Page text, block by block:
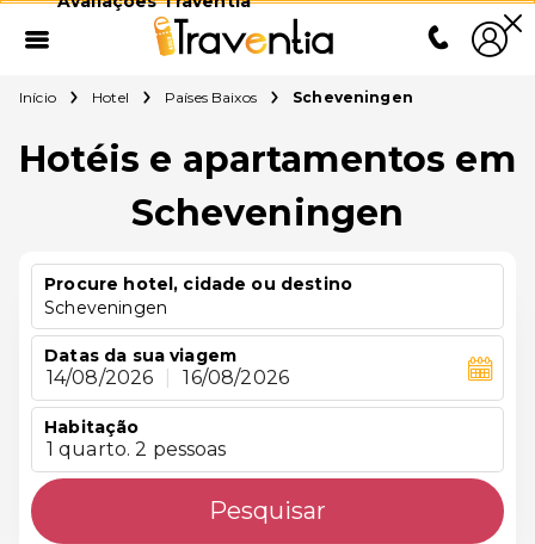
Início Hotel Países Baixos Scheveningen
Hotéis e apartamentos em
Scheveningen
Procure hotel, cidade ou destino
Scheveningen
Datas da sua viagem
14/08/2026 16/08/2026
Habitação
1 quarto. 2 pessoas
Pesquisar